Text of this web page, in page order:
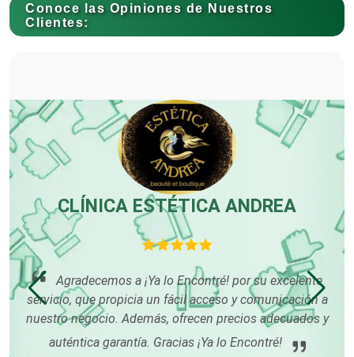
Carpinterías
Centros Comerciales
Centros de Espectáculos
Centros de Nutrición
Centros Turísticos
Conoce las Opiniones de Nuestros
Clientes:
CLÍNICA ESTÉTICA ANDREA
Agradecemos a ¡Ya lo Encontré! por su excelente
servicio, que propicia un fácil acceso y comunicación a
nuestro negocio. Además, ofrecen precios adecuados y
auténtica garantía. Gracias ¡Ya lo Encontré!